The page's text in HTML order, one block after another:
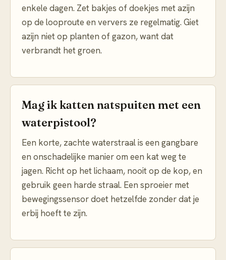
enkele dagen. Zet bakjes of doekjes met azijn
op de looproute en ververs ze regelmatig. Giet
azijn niet op planten of gazon, want dat
verbrandt het groen.
Mag ik katten natspuiten met een
waterpistool?
Een korte, zachte waterstraal is een gangbare
en onschadelijke manier om een kat weg te
jagen. Richt op het lichaam, nooit op de kop, en
gebruik geen harde straal. Een sproeier met
bewegingssensor doet hetzelfde zonder dat je
erbij hoeft te zijn.